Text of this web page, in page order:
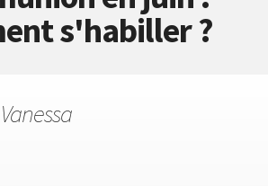
s'habiller ?